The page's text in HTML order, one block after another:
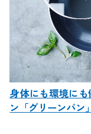
身体にも環境に
ン「グリーンパン」